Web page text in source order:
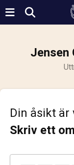
Jensen
Din åsikt
Skriv ett